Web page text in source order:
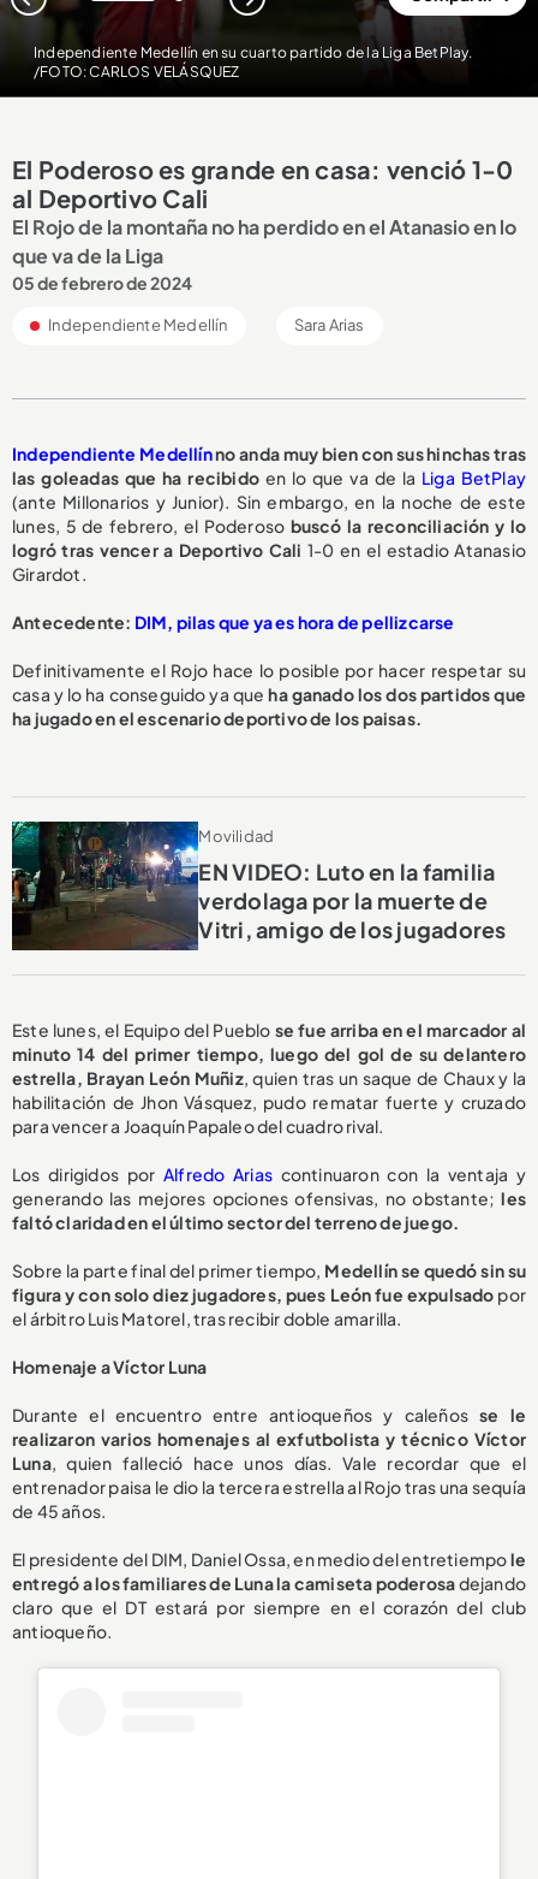
Independiente Medellín en su cuarto partido de la Liga BetPlay.
/FOTO: CARLOS VELÁSQUEZ
El Poderoso es grande en casa: venció 1-0
al Deportivo Cali
El Rojo de la montaña no ha perdido en el Atanasio en lo
que va de la Liga
05 de febrero de 2024
Independiente Medellín Sara Arias
Independiente Medellínno anda muy bien con sus hinchas tras
las goleadas que ha recibido en lo que va de la Liga BetPlay
(ante Millonarios y Junior). Sin embargo, en la noche de este
lunes, 5 de febrero, el Poderoso buscó la reconciliación y lo
logró tras vencer a Deportivo Cali1-0 en el estadio Atanasio
Girardot.
Antecedente: DIM, pilas que ya es hora de pellizcarse
Definitivamente el Rojo hace lo posible por hacer respetar su
casa y lo ha conseguido ya que ha ganado los dos partidos que
ha jugado en el escenario deportivo de los paisas.
Movilidad
EN VIDEO: Luto en la familia
verdolaga por la muerte de
Vitri, amigo de los jugadores
Este lunes, el Equipo del Pueblo se fue arriba en el marcador al
minuto 14 del primer tiempo, luego del gol de su delantero
estrella, Brayan León Muñiz, quien tras un saque de Chaux y la
habilitación de Jhon Vásquez, pudo rematar fuerte y cruzado
para vencer a Joaquín Papaleo del cuadro rival.
Los dirigidos por Alfredo Arias continuaron con la ventaja y
generando las mejores opciones ofensivas, no obstante; les
faltó claridad en el último sector del terreno de juego.
Sobre la parte final del primer tiempo, Medellín se quedó sin su
figura y con solo diez jugadores, pues León fue expulsado por
el árbitro Luis Matorel, tras recibir doble amarilla.
Homenaje a Víctor Luna
Durante el encuentro entre antioqueños y caleñosse le
realizaron varios homenajes al exfutbolista y técnico Víctor
Luna, quien falleció hace unos días. Vale recordar que el
entrenador paisa le dio la tercera estrella al Rojo tras una sequía
de 45 años.
El presidente del DIM, Daniel Ossa, en medio del entretiempole
entregó a los familiares de Luna la camiseta poderosadejando
claro que el DT estará por siempre en el corazón del club
antioqueño.